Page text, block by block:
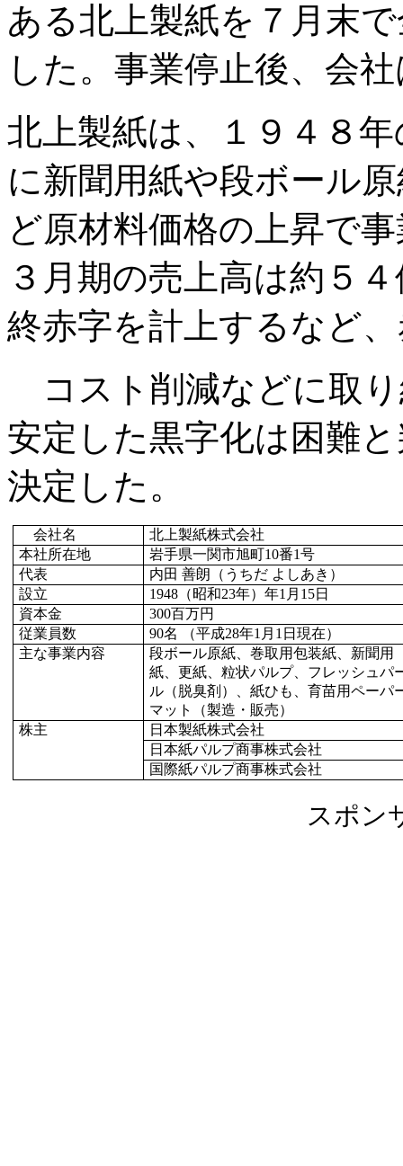
ある北上製紙を７月末
した。事業停止後、会
北上製紙は、１９４８
に新聞用紙や段ボール
ど原材料価格の上昇で
３月期の売上高は約５
終赤字を計上するなど
コスト削減などに取
安定した黒字化は困難
決定した。
会社名
北上製紙株式会社
本社所在地
岩手県一関市旭町 10番1号
代表
内田 善朗（うちだ よしあき）
設立
1948（昭和23年）年1月15日
資本金
300百万円
従業員数
90名 （平成28年1月1日現在）
主な事業内容
段ボール原紙、巻取用包装紙、新聞用
紙、更紙、粒状パルプ、フレッシュパ
ル（脱臭剤）、紙ひも、育苗用ペーパ
マット（製造・販売）
株主
日本製紙株式会社
日本紙パルプ商事株式会社
国際紙パルプ商事株式会社
スポン